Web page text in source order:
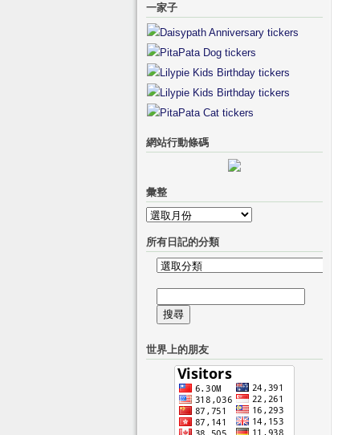
一家子
網站行動條碼
彙整
彙
整
所有日記的分類
所
日
記
分
尋
鍵
世界上的朋友